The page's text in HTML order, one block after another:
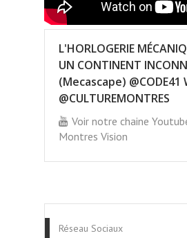
L'HORLOGERIE
UN CONTINENT
(Mecascape) @CODE41
@CULTUREMONTRES
Voir notre chaine
Montres Vision
Réseau Sociaux